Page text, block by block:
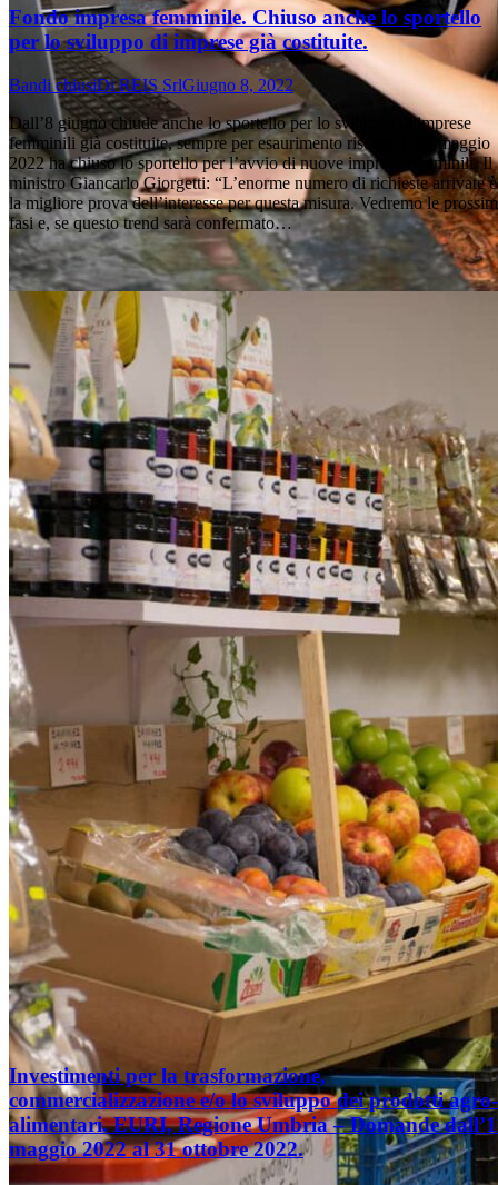
Fondo impresa femminile. Chiuso anche lo sportello
per lo sviluppo di imprese già costituite.
Bandi chiusiDiREIS SrlGiugno 8, 2022
Dall’8 giugno chiude anche lo sportello per lo sviluppo di imprese
femminili già costituite, sempre per esaurimento risorse. Il 20 maggio
2022 ha chiuso lo sportello per l’avvio di nuove imprese femminili. Il
ministro Giancarlo Giorgetti: “L’enorme numero di richieste arrivate è
la migliore prova dell’interesse per questa misura. Vedremo le
fasi e, se questo trend sarà confermato…
Investimenti per la trasformazione,
commercializzazione e/o lo sviluppo dei prodotti agro-
alimentari. EURI, Regione Umbria – Domande
maggio 2022 al 31 ottobre 2022.